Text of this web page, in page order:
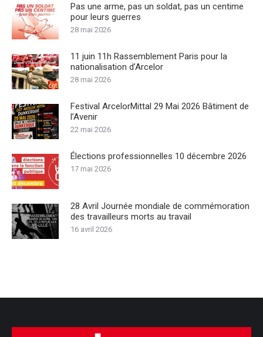
Pas une arme, pas un soldat, pas un centime
pour leurs guerres
28 mai 2026
11 juin 11h Rassemblement Paris pour la
nationalisation d’Arcelor
28 mai 2026
Festival ArcelorMittal 29 Mai 2026 Bâtiment de
l’Avenir
22 mai 2026
Élections professionnelles 10 décembre 2026
17 mai 2026
28 Avril Journée mondiale de commémoration
des travailleurs morts au travail
16 avril 2026